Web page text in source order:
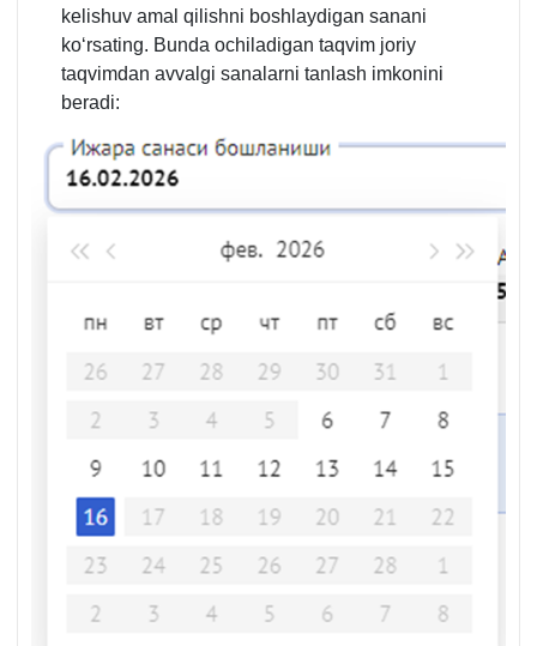
kelishuv amal qilishni boshlaydigan sanani
koʻrsating. Bunda ochiladigan taqvim joriy
taqvimdan avvalgi sanalarni tanlash imkonini
beradi: